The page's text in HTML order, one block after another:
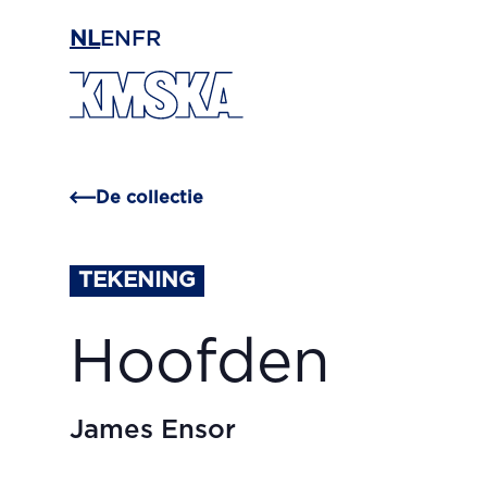
NLEN FR
De collectie
TEKENING
Hoofden
James Ensor